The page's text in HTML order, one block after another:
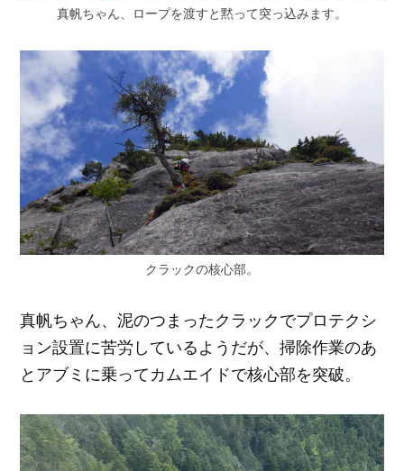
真帆ちゃん、ロープを渡すと黙って突っ込みます。
クラックの核心部。
真帆ちゃん、泥のつまったクラックでプロテクシ
ョン設置に苦労しているようだが、掃除作業のあ
とアブミに乗ってカムエイドで核心部を突破。